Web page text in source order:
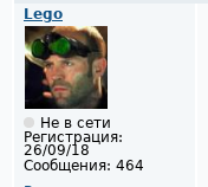
Lego
Не в сети
Регистрация:
26/09/18
Сообщения: 464